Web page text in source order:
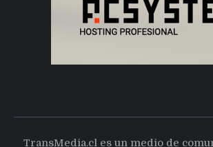
TransMedia.cl es un medio de